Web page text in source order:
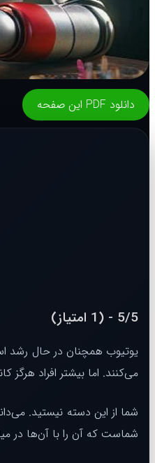
دانلود PDF این صفحه
5/5 - (1 امتیاز)
می‌کنند. اما بیشتر افراد هرگز
شما از این دسته نیستید.
شماست که آن را با آن‌ها در